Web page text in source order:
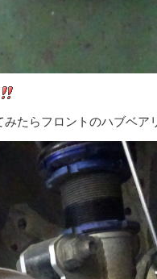
たらフロントのハブベア